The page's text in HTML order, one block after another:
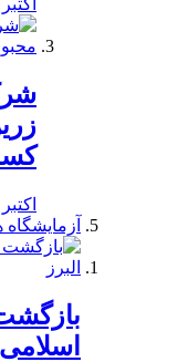
اکتبر 21, 2019
اکتبر 19, 2019
آزمایشگاه